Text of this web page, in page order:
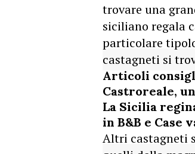
trovare una
siciliano regala
particolare
castagneti si
Articoli
Castroreale,
La Sicilia
in B&B e Case
Altri castagneti